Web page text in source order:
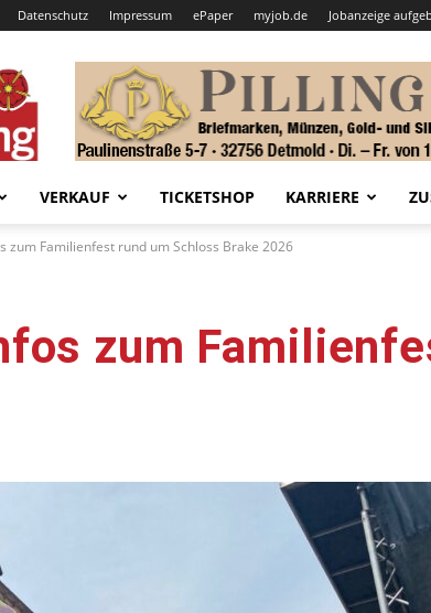
Datenschutz Impressum ePaper myjob.de Jobanzeige
VERKAUF TICKETSHOP KARRIERE
zum Familienfest rund um Schloss Brake 2026
zum